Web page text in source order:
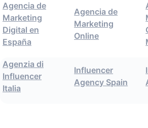
Agencia de
Marketing
Digital en
España
Agencia de
Marketing
Online
Agenzia di
Influencer
Italia
Influencer
Agency Spain